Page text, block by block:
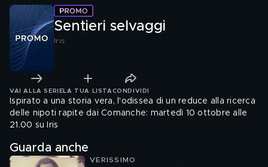
Sentieri selvaggi
Iris
VAI ALLA SERIE LA TUA LISTA CONDIVIDI
Ispirato a una storia vera, l'odissea di un reduce alla ricerca
delle nipoti rapite dai Comanche: martedì 10 ottobre alle
21.00 su Iris
Guarda anche
VERISSIMO